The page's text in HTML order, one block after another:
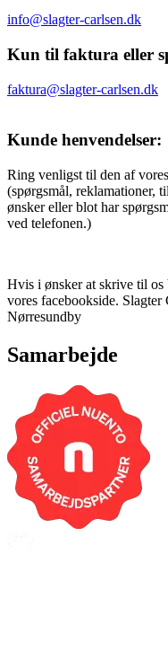
info@slagter-carlsen.dk
Kun til faktura eller
faktura@slagter-carlsen.dk
Kunde henvendelser:
Ring venligst til den af
(spørgsmål, reklamationer,
ønsker eller blot har
ved telefonen.)
Hvis i ønsker at skrive til os
vores facebookside.
Nørresundby
Samarbejde